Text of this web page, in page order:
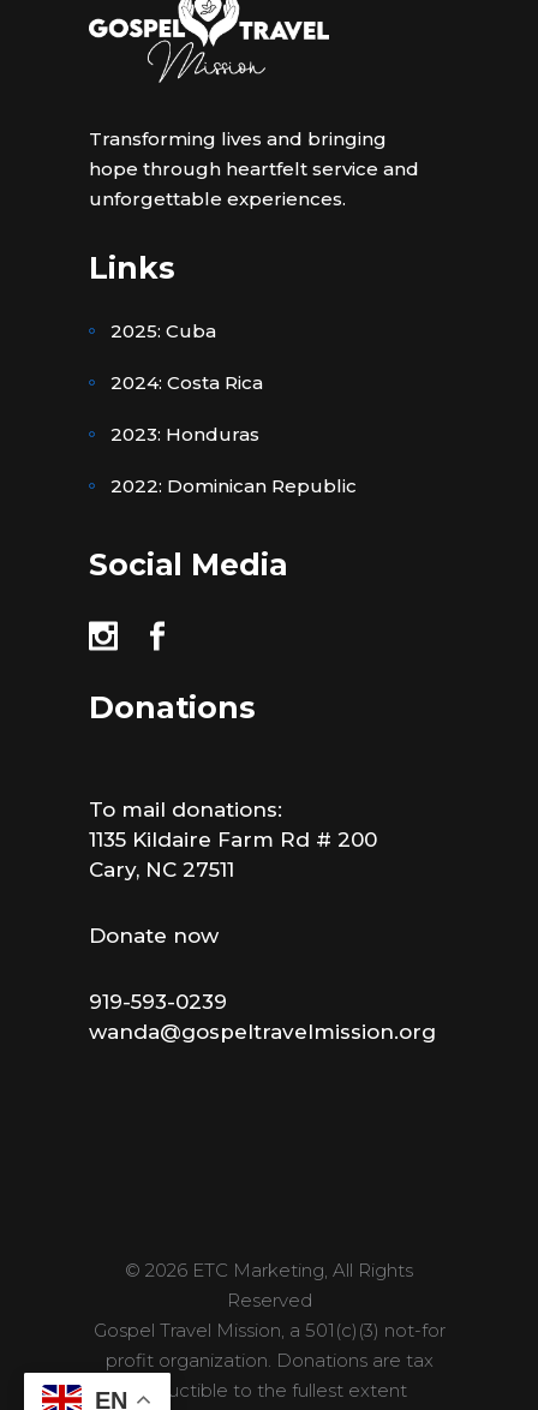
Transforming lives and bringing
hope through heartfelt service and
unforgettable experiences.
Links
2025: Cuba
2024: Costa Rica
2023: Honduras
2022: Dominican Republic
Social Media
Donations
To mail donations:
1135 Kildaire Farm Rd # 200
Cary, NC 27511
Donate now
919-593-0239
wanda@gospeltravelmission.org
© 2026 ETC Marketing, All Rights
Reserved
Gospel Travel Mission, a 501(c)(3) not-for
profit organization. Donations are tax
deductible to the fullest extent
EN